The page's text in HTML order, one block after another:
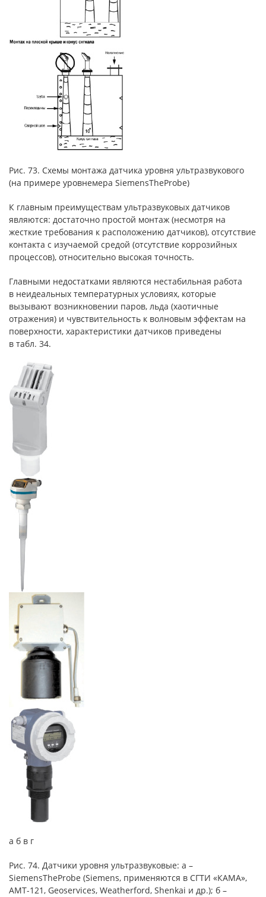
Рис. 73. Схемы монтажа датчика уровня ультразвукового
(на примере уровнемера SiemensTheProbe)
К главным преимуществам ультразвуковых датчиков
являются: достаточно простой монтаж (несмотря на
жесткие требования к расположению датчиков), отсутствие
контакта с изучаемой средой (отсутствие коррозийных
процессов), относительно высокая точность.
Главными недостатками являются нестабильная работа
в неидеальных температурных условиях, которые
вызывают возникновении паров, льда (хаотичные
отражения) и чувствительность к волновым эффектам на
поверхности, характеристики датчиков приведены
в табл. 34.
а б в г
Рис. 74. Датчики уровня ультразвуковые: а –
SiemensTheProbe (Siemens, применяются в СГТИ «КАМА»,
АМТ-121, Geoservices, Weatherford, Shenkai и др.); б –